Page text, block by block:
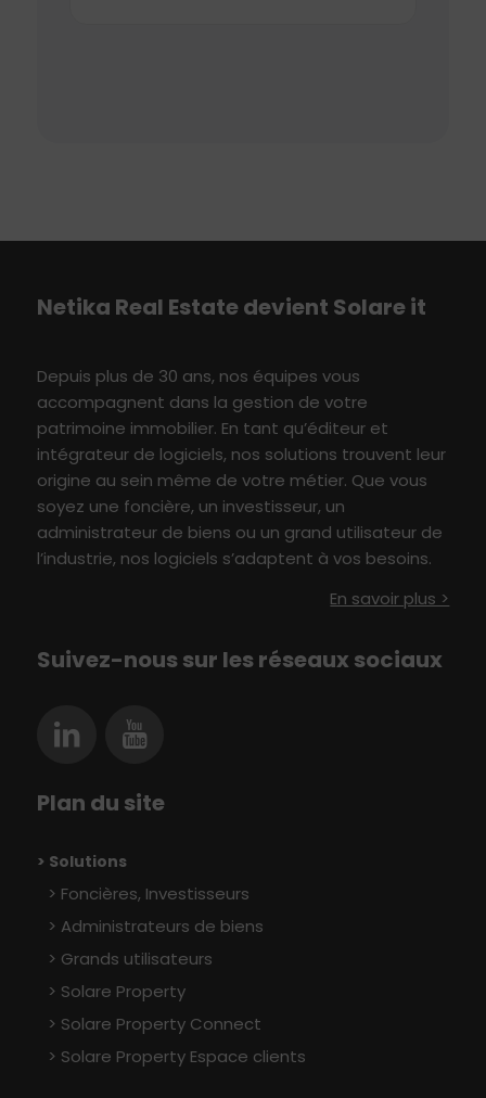
Netika Real Estatedevient Solareit
Depuis plus de 30 ans, nos équipes vous
accompagnent dans la gestion de votre
patrimoine immobilier. En tant qu’éditeur et
intégrateur de logiciels, nos solutions trouvent leur
origine au sein même de votre métier. Que vous
soyez une foncière, un investisseur, un
administrateur de biens ou un grand utilisateur de
l’industrie, nos logiciels s’adaptent à vos besoins.
En savoir plus >
Suivez-nous sur les réseaux sociaux
Plan du site
> Solutions
Foncières, Investisseurs
Administrateurs de biens
Grands utilisateurs
Solare Property
Solare Property Connect
Solare Property Espace clients